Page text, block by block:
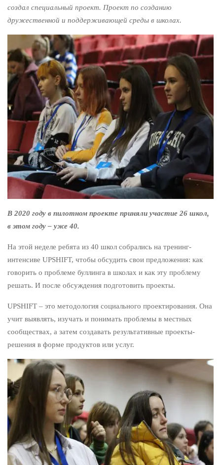
создал специальный проект. Проект по созданию
дружественной и поддерживающей среды в школах.
В 2020 году в пилотном проекте приняли участие 26 школ,
в этом году – уже 40.
На этой неделе ребята из 40 школ собрались на тренинг-
интенсиве UPSHIFT, чтобы обсудить свои предложения: как
говорить о проблеме буллинга в школах и как эту проблему
решать. И после обсуждения подготовить проекты.
UPSHIFT – это методология социального проектирования. Она
учит выявлять, изучать и понимать проблемы в местных
сообществах, а затем создавать результативные проекты-
решения в форме продуктов или услуг.